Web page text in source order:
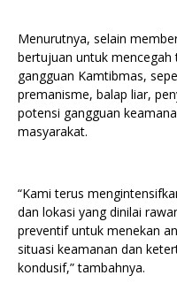
Menurutnya, selain
bertujuan untuk
gangguan Kamtibmas,
premanisme, balap liar,
potensi gangguan
masyarakat.
“Kami terus
dan lokasi yang dinilai
preventif untuk menekan
situasi keamanan dan
kondusif,” tambahnya.